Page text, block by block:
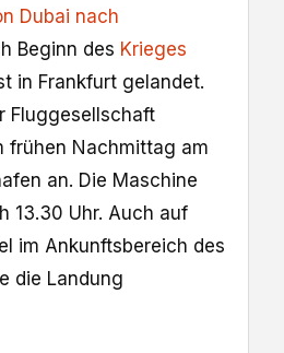
Dubai nach
Beginn des Krieges
in Frankfurt gelandet.
Fluggesellschaft
frühen Nachmittag am
an. Die Maschine
13.30 Uhr. Auch auf
im Ankunftsbereich des
die Landung